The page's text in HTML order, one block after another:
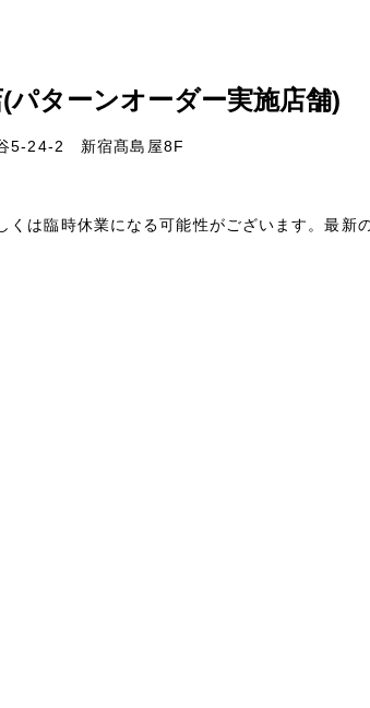
パターンオーダー実施店舗)
5-24-2 新宿髙島屋8F
は臨時休業になる可能性がございます。最新